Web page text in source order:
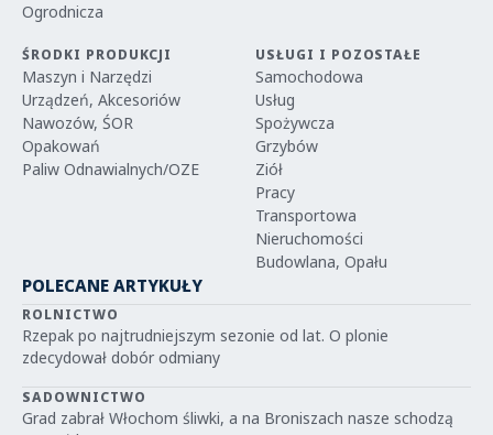
Ogrodnicza
ŚRODKI PRODUKCJI
Maszyn i Narzędzi
Urządzeń, Akcesoriów
Nawozów, ŚOR
Opakowań
Paliw Odnawialnych/OZE
USŁUGI I POZOSTAŁE
Samochodowa
Usług
Spożywcza
Grzybów
Ziół
Pracy
Transportowa
Nieruchomości
Budowlana, Opału
POLECANE ARTYKUŁY
ROLNICTWO
Rzepak po najtrudniejszym sezonie od lat. O plonie
zdecydował dobór odmiany
SADOWNICTWO
Grad zabrał Włochom śliwki, a na Broniszach nasze schodzą